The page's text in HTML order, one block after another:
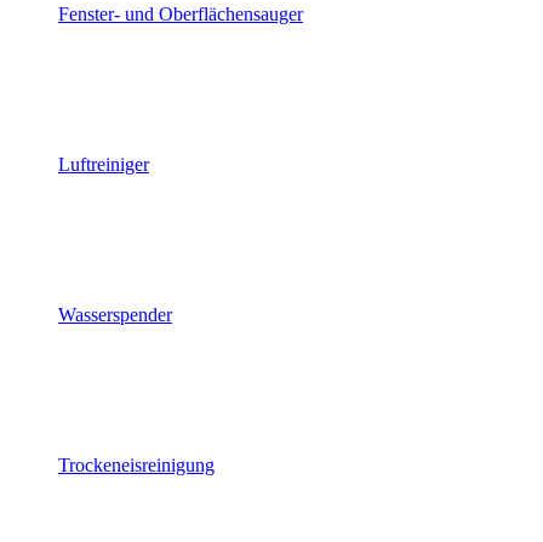
Fenster- und Oberflächensauger
Luftreiniger
Wasserspender
Trockeneisreinigung